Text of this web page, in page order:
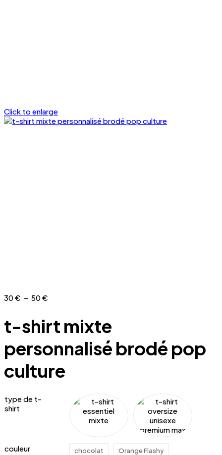
Click to enlarge
30€ – 50€
30 €
à
50 €
t-shirt mixte
personnalisé brodé pop
culture
type de t-
shirt
couleur chocolat Orange Flashy